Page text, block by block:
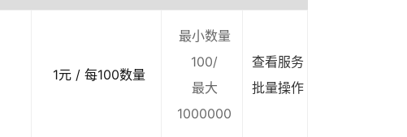
1元 / 每100数量
最小数量
100/
最大
1000000
查看服务
批量操作